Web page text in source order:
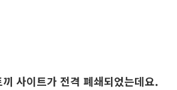
사이트가 전격 폐쇄되었는데요.